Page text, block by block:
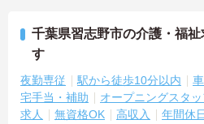
千葉県習志野市の介護・福
す
夜勤専従 駅から徒歩10分以内
宅手当・補助
オープニングスタ
求人
無資格OK 高収入 年間休